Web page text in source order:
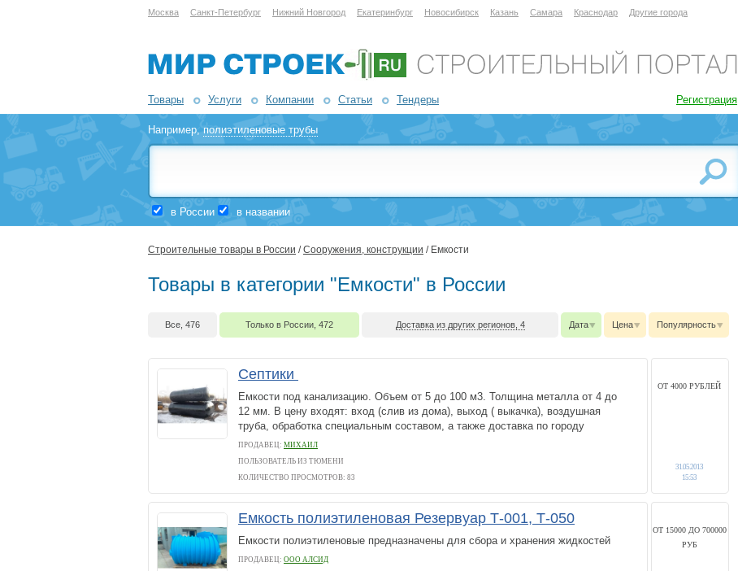
Москва Санкт-Петербург Нижний Новгород Екатеринбург Новосибирск Казань Самара Краснодар Другие города
Товары Услуги Компании Статьи Тендеры Регистрация
Например,полиэтиленовые трубы
в России в названии
Строительные товары в России /Сооружения, конструкции / Емкости
Товары в категории "Емкости" в России
Все, 476 Только в России, 472 Доставка из других регионов, 4 Дата Цена Популярность
Септики
Емкости под канализацию. Объем от 5 до 100 м3. Толщина металла от 4 до
12 мм. В цену входят: вход (слив из дома), выход ( выкачка), воздушная
труба, обработка специальным составом, а также доставка по городу
ПРОДАВЕЦ: МИХАИЛ
ПОЛЬЗОВАТЕЛЬ ИЗ ТЮМЕНИ
КОЛИЧЕСТВО ПРОСМОТРОВ: 83
ОТ 4000 РУБЛЕЙ
31.05.2013
15:53
Емкость полиэтиленовая Резервуар Т-001, Т-050
Емкости полиэтиленовые предназначены для сбора и хранения жидкостей
ПРОДАВЕЦ: ООО АЛСИД
ОТ 15000 ДО 700000
РУБ